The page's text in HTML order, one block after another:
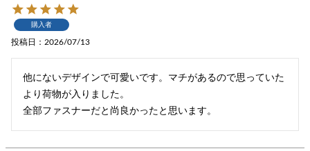
購入者
投稿日 2026/07/13
他にないデザインで可愛いです。マチがあるので思っていた
より荷物が入りました。
全部ファスナーだと尚良かったと思います。